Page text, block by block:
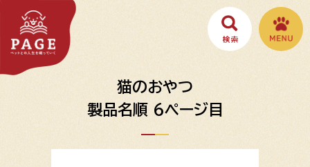
猫のおやつ
製品名順 6ページ目